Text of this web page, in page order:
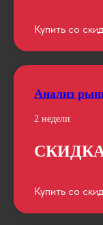
Купить со
Анализ
2 недели
СКИДКА
Купить со